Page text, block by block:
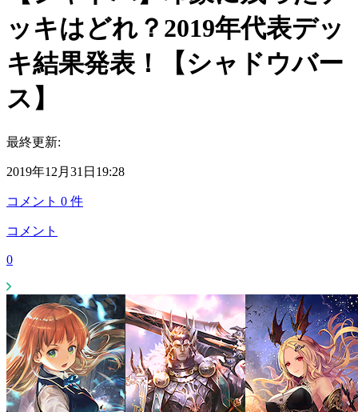
ッキはどれ？2019年代表デッ
キ結果発表！【シャドウバー
ス】
最終更新:
2019年12月31日19:28
コメント 0 件
コメント
0